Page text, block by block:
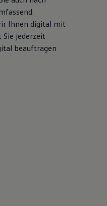
Ihnen digital mit
Sie jederzeit
beauftragen